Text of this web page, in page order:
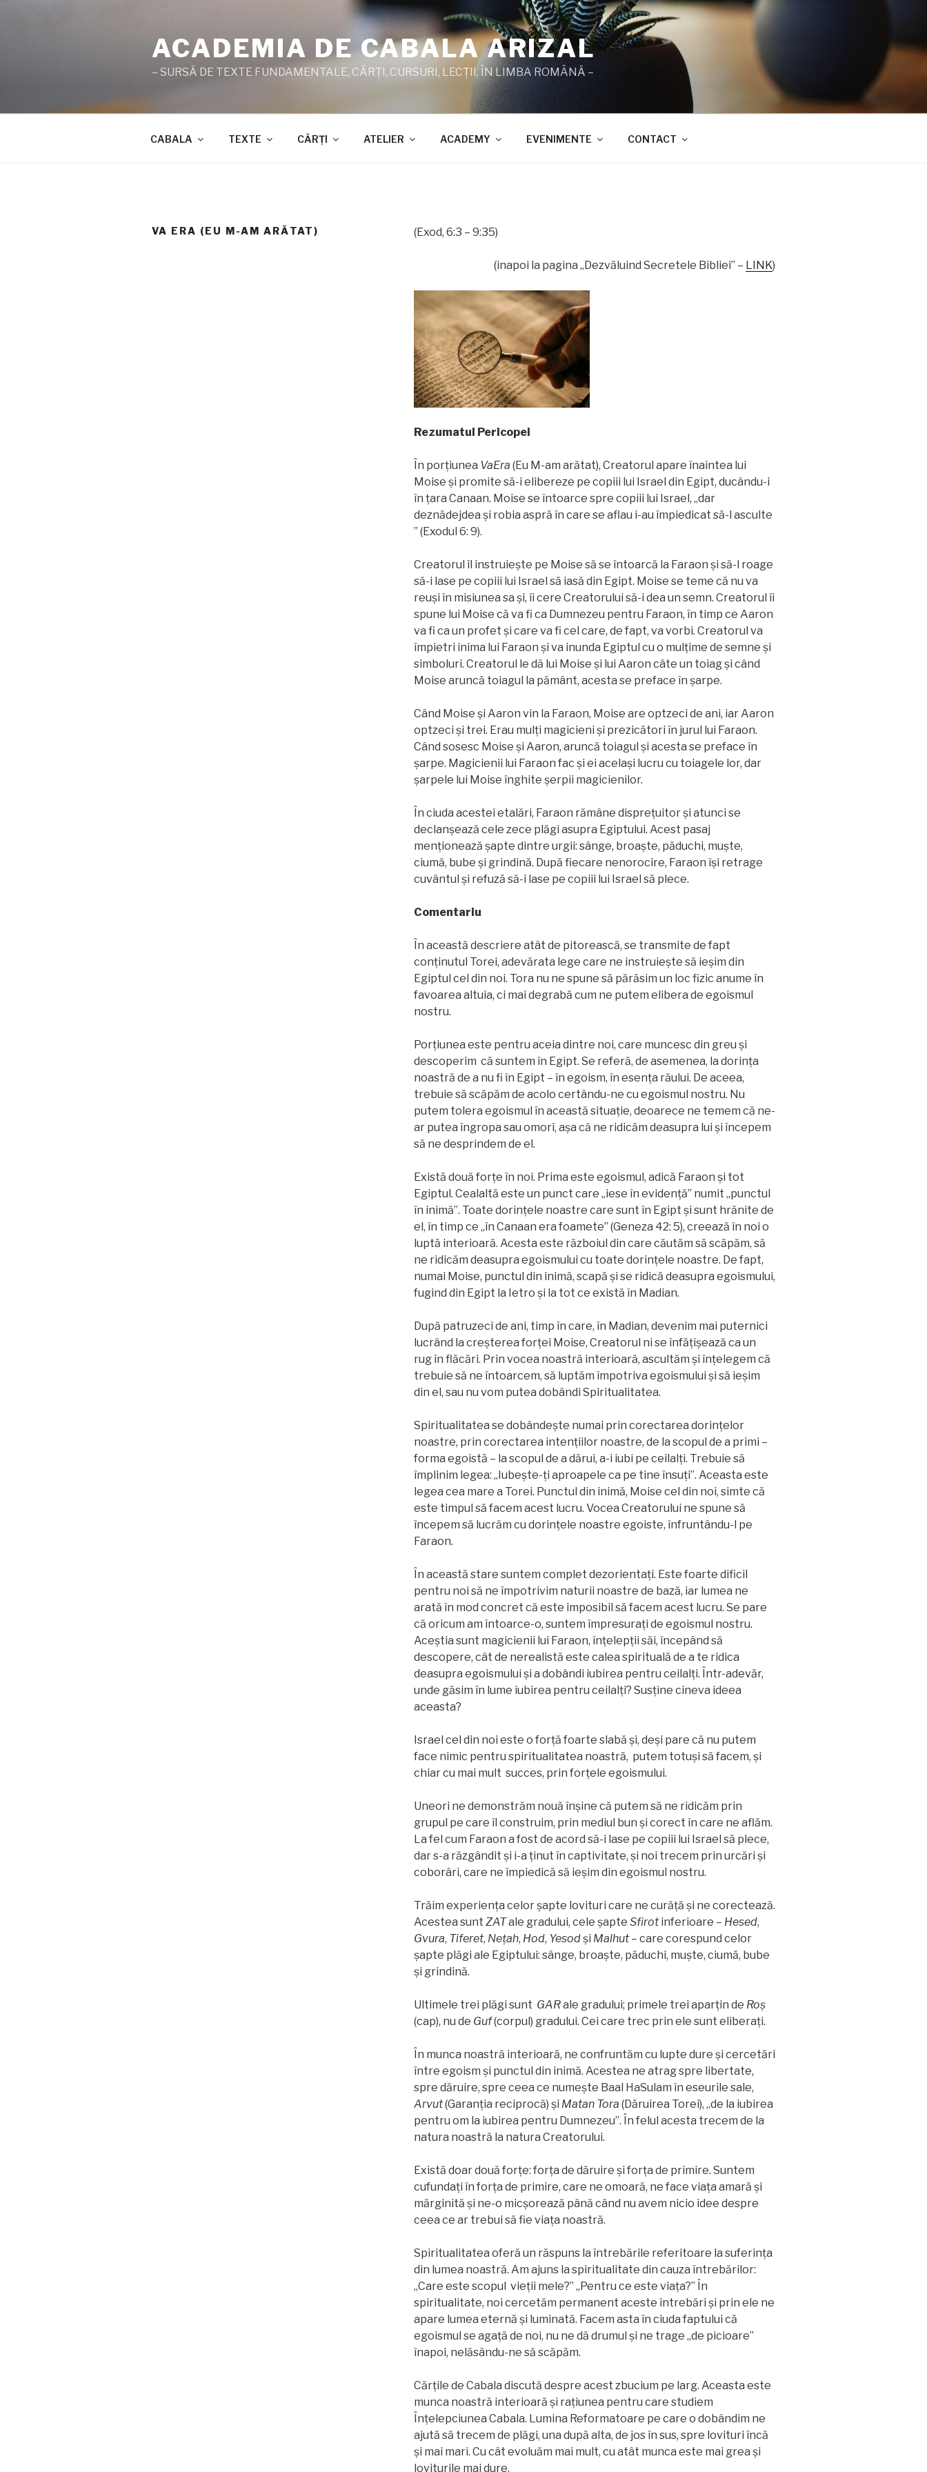
ACADEMIA DE CABALA ARIZAL
– SURSĂ DE TEXTE FUNDAMENTALE, CĂRŢI, CURSURI, LECŢII, ÎN LIMBA ROMÂNĂ –
CABALA TEXTE CĂRŢI ATELIER ACADEMY EVENIMENTE CONTACT
VA ERA (EU M-AM ARĂTAT) (Exod, 6:3 – 9:35)
(inapoi la pagina „Dezvăluind Secretele Bibliei” – LINK)
Rezumatul Pericopei
În porțiunea VaEra (Eu M-am arătat), Creatorul apare înaintea lui
Moise și promite să-i elibereze pe copiii lui Israel din Egipt, ducându-i
în țara Canaan. Moise se întoarce spre copiii lui Israel, „dar
deznădejdea şi robia aspră în care se aflau i-au împiedicat să-l asculte
” (Exodul 6: 9).
Creatorul îl instruiește pe Moise să se întoarcă la Faraon și să-l roage
să-i lase pe copiii lui Israel să iasă din Egipt. Moise se teme că nu va
reuși în misiunea sa și, îi cere Creatorului să-i dea un semn. Creatorul îi
spune lui Moise că va fi ca Dumnezeu pentru Faraon, în timp ce Aaron
va fi ca un profet şi care va fi cel care, de fapt, va vorbi. Creatorul va
împietri inima lui Faraon și va inunda Egiptul cu o mulțime de semne și
simboluri. Creatorul le dă lui Moise și lui Aaron câte un toiag și când
Moise aruncă toiagul la pământ, acesta se preface în șarpe.
Când Moise și Aaron vin la Faraon, Moise are optzeci de ani, iar Aaron
optzeci și trei. Erau mulți magicieni și prezicători în jurul lui Faraon.
Când sosesc Moise și Aaron, aruncă toiagul și acesta se preface în
șarpe. Magicienii lui Faraon fac şi ei același lucru cu toiagele lor, dar
şarpele lui Moise înghite șerpii magicienilor.
În ciuda acestei etalări, Faraon rămâne dispreţuitor și atunci se
declanşează cele zece plăgi asupra Egiptului. Acest pasaj
menționează șapte dintre urgii: sânge, broaște, păduchi, muște,
ciumă, bube și grindină. După fiecare nenorocire, Faraon îşi retrage
cuvântul și refuză să-i lase pe copiii lui Israel să plece.
Comentariu
În această descriere atât de pitorească, se transmite de fapt
conţinutul Torei, adevărata lege care ne instruiește să ieșim din
Egiptul cel din noi. Tora nu ne spune să părăsim un loc fizic anume în
favoarea altuia, ci mai degrabă cum ne putem elibera de egoismul
nostru.
Porțiunea este pentru aceia dintre noi, care muncesc din greu și
descoperim că suntem în Egipt. Se referă, de asemenea, la dorința
noastră de a nu fi în Egipt – în egoism, în esența răului. De aceea,
trebuie să scăpăm de acolo certându-ne cu egoismul nostru. Nu
putem tolera egoismul în această situație, deoarece ne temem că ne-
ar putea îngropa sau omorî, așa că ne ridicăm deasupra lui și începem
să ne desprindem de el.
Există două forțe în noi. Prima este egoismul, adică Faraon și tot
Egiptul. Cealaltă este un punct care „iese în evidenţă” numit „punctul
în inimă”. Toate dorințele noastre care sunt în Egipt și sunt hrănite de
el, în timp ce „în Canaan era foamete” (Geneza 42: 5), creează în noi o
luptă interioară. Acesta este războiul din care căutăm să scăpăm, să
ne ridicăm deasupra egoismului cu toate dorințele noastre. De fapt,
numai Moise, punctul din inimă, scapă și se ridică deasupra egoismului,
fugind din Egipt la Ietro și la tot ce există în Madian.
După patruzeci de ani, timp în care, în Madian, devenim mai puternici
lucrând la creșterea forței Moise, Creatorul ni se înfăţişează ca un
rug în flăcări. Prin vocea noastră interioară, ascultăm și înțelegem că
trebuie să ne întoarcem, să luptăm împotriva egoismului și să ieșim
din el, sau nu vom putea dobândi Spiritualitatea.
Spiritualitatea se dobândeşte numai prin corectarea dorințelor
noastre, prin corectarea intențiilor noastre, de la scopul de a primi –
forma egoistă – la scopul de a dărui, a-i iubi pe ceilalţi. Trebuie să
împlinim legea: „Iubește-ți aproapele ca pe tine însuți”. Aceasta este
legea cea mare a Torei. Punctul din inimă, Moise cel din noi, simte că
este timpul să facem acest lucru. Vocea Creatorului ne spune să
începem să lucrăm cu dorințele noastre egoiste, înfruntându-l pe
Faraon.
În această stare suntem complet dezorientaţi. Este foarte dificil
pentru noi să ne împotrivim naturii noastre de bază, iar lumea ne
arată în mod concret că este imposibil să facem acest lucru. Se pare
că oricum am întoarce-o, suntem împresuraţi de egoismul nostru.
Aceștia sunt magicienii lui Faraon, înțelepții săi, începând să
descopere, cât de nerealistă este calea spirituală de a te ridica
deasupra egoismului și a dobândi iubirea pentru ceilalţi. Într-adevăr,
unde găsim în lume iubirea pentru ceilalţi? Susţine cineva ideea
aceasta?
Israel cel din noi este o forță foarte slabă și, deși pare că nu putem
face nimic pentru spiritualitatea noastră, putem totuși să facem, și
chiar cu mai mult succes, prin forțele egoismului.
Uneori ne demonstrăm nouă înșine că putem să ne ridicăm prin
grupul pe care îl construim, prin mediul bun și corect în care ne aflăm.
La fel cum Faraon a fost de acord să-i lase pe copiii lui Israel să plece,
dar s-a răzgândit și i-a ţinut în captivitate, și noi trecem prin urcări şi
coborâri, care ne împiedică să ieșim din egoismul nostru.
Trăim experienţa celor şapte lovituri care ne curăță și ne corectează.
Acestea sunt ZATale gradului, cele șapte Sfirotinferioare – Hesed,
Gvura, Tiferet, Nețah, Hod, Yesodși Malhut– care corespund celor
șapte plăgi ale Egiptului: sânge, broaște, păduchi, muște, ciumă, bube
și grindină.
Ultimele trei plăgi sunt GARale gradului; primele trei aparțin de Roș
(cap), nu de Guf(corpul) gradului. Cei care trec prin ele sunt eliberați.
În munca noastră interioară, ne confruntăm cu lupte dure și cercetări
între egoism și punctul din inimă. Acestea ne atrag spre libertate,
spre dăruire, spre ceea ce numeşte Baal HaSulam în eseurile sale,
Arvut(Garanția reciprocă) și Matan Tora (Dăruirea Torei), „de la iubirea
pentru om la iubirea pentru Dumnezeu”. În felul acesta trecem de la
natura noastră la natura Creatorului.
Există doar două forțe: forța de dăruire și forța de primire. Suntem
cufundați în forța de primire, care ne omoară, ne face viața amară și
mărginită și ne-o micşorează până când nu avem nicio idee despre
ceea ce ar trebui să fie viața noastră.
Spiritualitatea oferă un răspuns la întrebările referitoare la suferința
din lumea noastră. Am ajuns la spiritualitate din cauza întrebărilor:
„Care este scopul vieții mele?” „Pentru ce este viața?” În
spiritualitate, noi cercetăm permanent aceste întrebări și prin ele ne
apare lumea eternă și luminată. Facem asta în ciuda faptului că
egoismul se agaţă de noi, nu ne dă drumul şi ne trage „de picioare”
înapoi, nelăsându-ne să scăpăm.
Cărțile de Cabala discută despre acest zbucium pe larg. Aceasta este
munca noastră interioară şi raţiunea pentru care studiem
Înțelepciunea Cabala. Lumina Reformatoare pe care o dobândim ne
ajută să trecem de plăgi, una după alta, de jos în sus, spre lovituri încă
şi mai mari. Cu cât evoluăm mai mult, cu atât munca este mai grea și
loviturile mai dure.